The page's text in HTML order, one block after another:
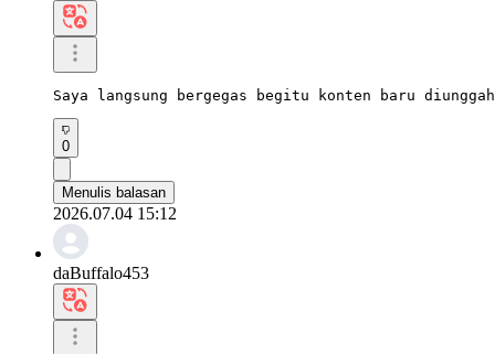
Saya langsung bergegas begitu konten baru
0
Menulis balasan
2026.07.04 15:12
daBuffalo453